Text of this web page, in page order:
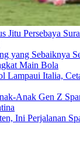
Jitu Persebaya
yang Sebaiknya
Main Bola
Lampaui Italia,
Anak Gen Z
Ini Perjalanan